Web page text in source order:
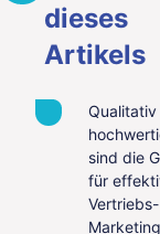
dieses
Artikels
Qualitativ
sind die
für